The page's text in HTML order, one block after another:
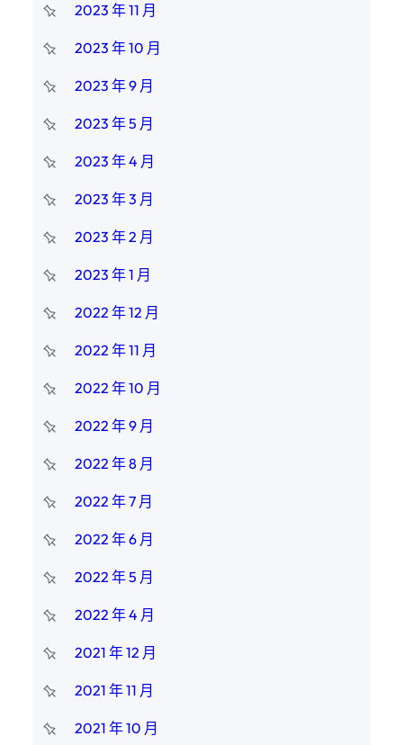
2023 年 11 月
2023 年 10 月
2023 年 9 月
2023 年 5 月
2023 年 4 月
2023 年 3 月
2023 年 2 月
2023 年 1 月
2022 年 12 月
2022 年 11 月
2022 年 10 月
2022 年 9 月
2022 年 8 月
2022 年 7 月
2022 年 6 月
2022 年 5 月
2022 年 4 月
2021 年 12 月
2021 年 11 月
2021 年 10 月